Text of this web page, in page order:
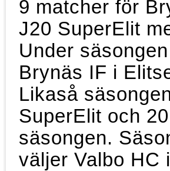
9 matcher för
J20 SuperElit
Under
Brynäs IF i
Likaså
SuperElit och
säsongen.
väljer Valbo HC